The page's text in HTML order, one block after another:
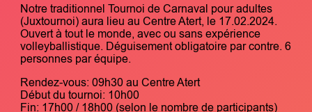
Notre traditionnel Tournoi de Carnaval pour adultes
(Juxtournoi) aura lieu au Centre Atert, le 17.02.2024.
Ouvert à tout le monde, avec ou sans expérience
volleyballistique. Déguisement obligatoire par contre. 6
personnes par équipe.
Rendez-vous: 09h30 au Centre Atert
Début du tournoi: 10h00
Fin: 17h00 / 18h00 (selon le nombre de participants)